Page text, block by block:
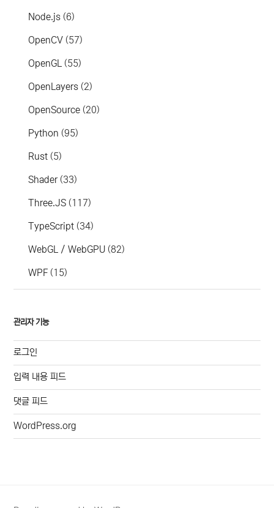
Node.js (6)
OpenCV (57)
OpenGL (55)
OpenLayers (2)
OpenSource (20)
Python (95)
Rust (5)
Shader(33)
Three.JS (117)
TypeScript (34)
WebGL / WebGPU (82)
WPF (15)
관리자 기능
로그인
입력 내용 피드
댓글 피드
WordPress.org